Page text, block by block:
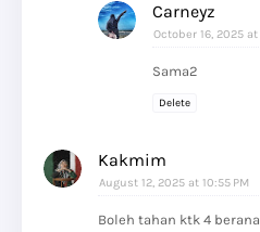
Carneyz
October 16, 2025 at
Sama2
Delete
Kakmim
August 12, 2025 at 10:55 PM
Boleh tahan ktk 4